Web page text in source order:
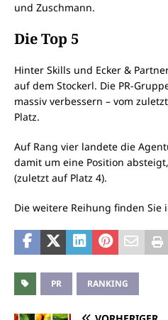
und Zuschmann.
Die Top 5
Hinter Skills und Ecker &
auf dem Stockerl. Die PR-
massiv verbessern – vom
Platz.
Auf Rang vier landete die
damit um eine Position
(zuletzt auf Platz 4).
Die weitere Reihung finden Sie
PR RANKING